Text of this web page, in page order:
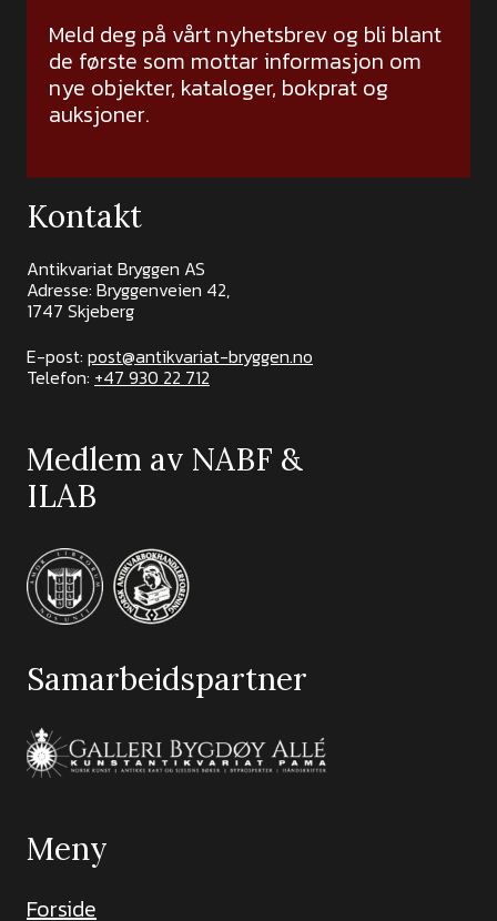
Meld deg på vårt nyhetsbrev og bli blant
de første som mottar informasjon om
nye objekter, kataloger, bokprat og
auksjoner.
Kontakt
Antikvariat Bryggen AS
Adresse: Bryggenveien 42,
1747 Skjeberg
E-post: post@antikvariat-bryggen.no
Telefon: +47 930 22 712
Medlem av NABF &
ILAB
Samarbeidspartner
Meny
Forside